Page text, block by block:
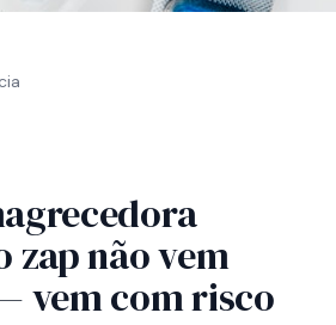
zap não vem
vem com risco